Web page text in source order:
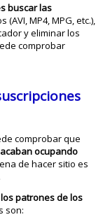
buscar las
(AVI, MP4, MPG, etc.),
y eliminar los
comprobar
comprobar que
ocupando
de hacer sitio es
patrones de los
son: